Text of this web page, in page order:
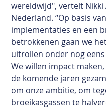
wereldwijd", vertelt Nikki
Nederland. “Op basis
implementaties en een
betrokkenen gaan we
uitrollen onder nog
We willen impact
de komende jaren
om onze ambitie, om
broeikasgassen te